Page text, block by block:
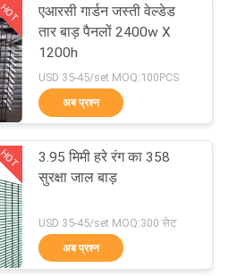
मेष
जाल
एआरसी गार्डन जस्ती वेल्डेड
तार बाड़ पैनलों 2400w X
1200h
USD 35-45/set MOQ:100PCS
अब प्रश्न
3.95 मिमी हरे रंग का 358
सुरक्षा जाल बाड़
USD 35-45/set MOQ:300 सेट
अब प्रश्न